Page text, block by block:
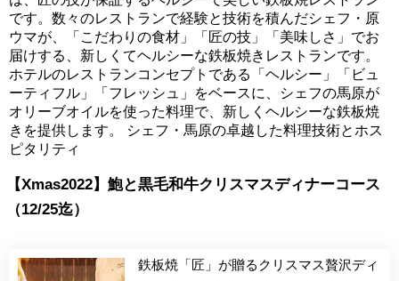
です。数々のレストランで経験と技術を積んだシェフ・原
ウマが、「こだわりの食材」「匠の技」「美味しさ」でお
届けする、新しくてヘルシーな鉄板焼きレストランです。
ホテルのレストランコンセプトである「ヘルシー」「ビュ
ーティフル」「フレッシュ」をベースに、シェフの馬原が
オリーブオイルを使った料理で、新しくヘルシーな鉄板焼
きを提供します。 シェフ・馬原の卓越した料理技術とホス
ピタリティ
【Xmas2022】鮑と黒毛和牛クリスマスディナーコース
（12/25迄）
鉄板焼「匠」が贈るクリスマス贅沢ディ